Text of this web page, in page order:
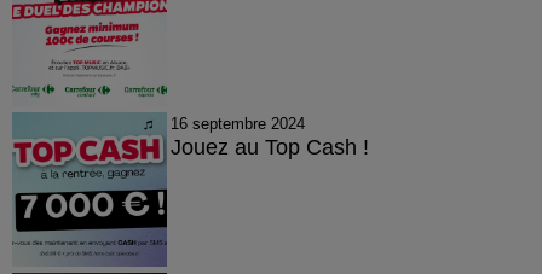
16 septembre 2024
Jouez au Top Cash !